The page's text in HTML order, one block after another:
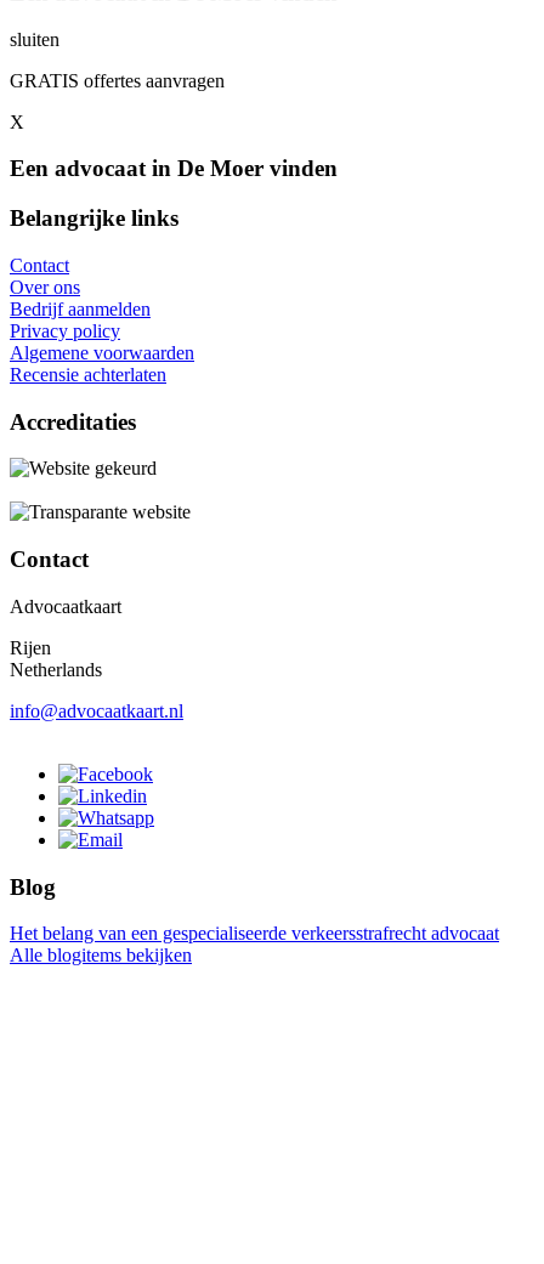
sluiten
GRATIS offertes aanvragen
X
Een advocaat in De Moer vinden
Belangrijke links
Contact
Over ons
Bedrijf aanmelden
Privacy policy
Algemene voorwaarden
Recensie achterlaten
Accreditaties
Contact
Advocaatkaart
Rijen
Netherlands
info@advocaatkaart.nl
Blog
Het belang van een gespecialiseerde verkeersstrafrecht advocaat
Alle blogitems bekijken